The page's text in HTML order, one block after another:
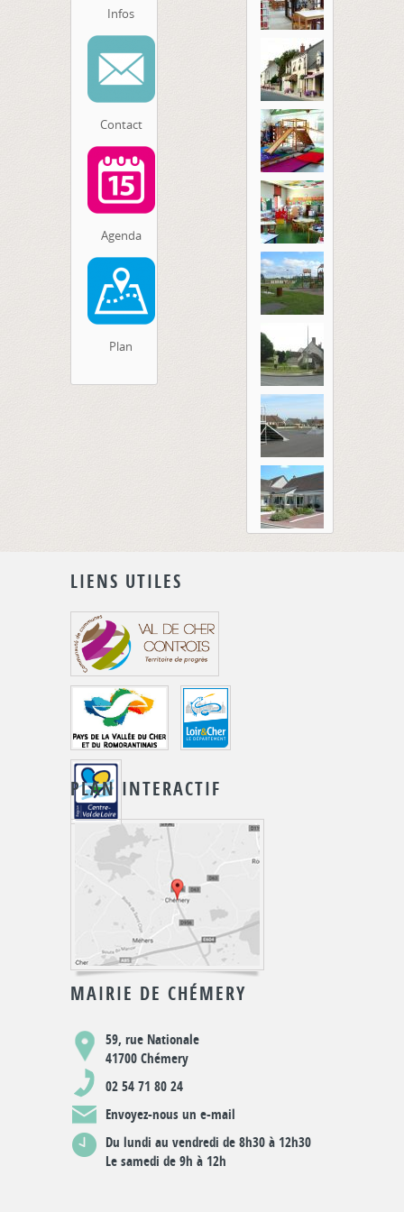
remplacer la carte grise volée,
perdue ou détériorée.
Toutes les informations sur
http://demarches.interieur.gouv.fr
Infos
Contact
Agenda
Plan
LIENS UTILES
PLAN INTERACTIF
MAIRIE DE CHÉMERY
59, rue Nationale
41700 Chémery
02 54 71 80 24
Envoyez-nous un e-mail
Du lundi au vendredi de 8h30 à 12h30
Le samedi de 9h à 12h